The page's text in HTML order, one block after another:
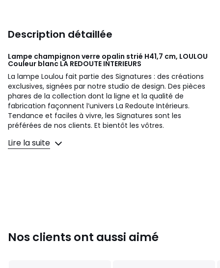
Description détaillée
Lampe champignon verre opalin strié H41,7 cm, LOULOU
Couleur blanc LA REDOUTE INTERIEURS
La lampe Loulou fait partie des Signatures : des créations
exclusives, signées par notre studio de design. Des pièces
phares de la collection dont la ligne et la qualité de
fabrication façonnent l’univers La Redoute Intérieurs.
Tendance et faciles à vivre, les Signatures sont les
préférées de nos clients. Et bientôt les vôtres.
Un design interne signé Simon Dutrieux
Description
• Abat-jour et pied en verre opalin strié
Lire la suite
Nos clients ont aussi aimé